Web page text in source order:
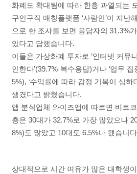
화폐도 확대됨에 따라 한층 과열되는
구인구직 매칭플랫폼 ‘사람인’이 지난
으로 한 조사를 보면 응답자의 31.3%
있다고 답했습니다.
이들은 가상화폐 투자로 ‘인터넷 커뮤
인한다’(39.7%·복수응답)거나 ‘업무
5%), ‘수익률에 따라 감정 기복이 심하
생겼다고 밝혔습니다.
앱 분석업체 와이즈앱에 따르면 비트
층은 30대가 32.7%로 가장 많았으나
8%)도 많았고 10대도 6.5%나 됐습니
상대적으로 시간 여유가 많은 대학생